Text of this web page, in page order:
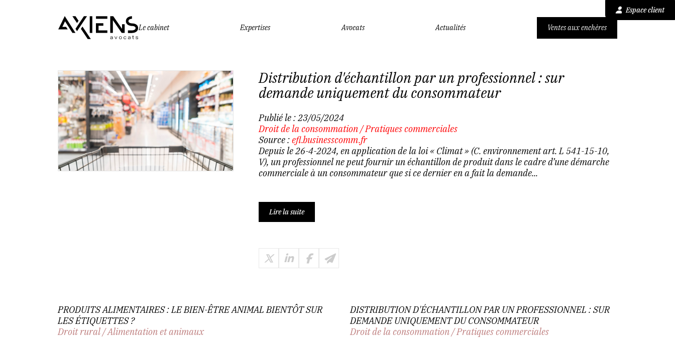
Espace client
Le cabinet
Expertises Avocats Actualités Ventes aux enchères
Distribution d'échantillon par un professionnel : sur
demande uniquement du consommateur
Publié le :23/05/2024
Droit de la consommation/Pratiques commerciales
Source :efl.businesscomm.fr
Depuis le 26-4-2024, en application de la loi « Climat » (C. environnement art. L 541-15-10,
V), un professionnel ne peut fournir un échantillon de produit dans le cadre d’une démarche
commerciale à un consommateur que si ce dernier en a fait la demande...
Lire la suite
PRODUITS ALIMENTAIRES : LE BIEN-ÊTRE ANIMAL BIENTÔT SUR
LES ÉTIQUETTES ?
Droit rural/Alimentation et animaux
DISTRIBUTION D'ÉCHANTILLON PAR UN PROFESSIONNEL : SUR
DEMANDE UNIQUEMENT DU CONSOMMATEUR
Droit de la consommation/Pratiques commerciales